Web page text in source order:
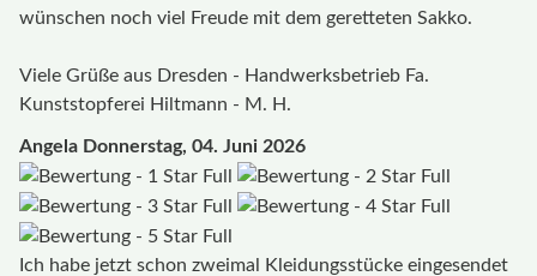
wünschen noch viel Freude mit dem geretteten Sakko.
Viele Grüße aus Dresden - Handwerksbetrieb Fa.
Kunststopferei Hiltmann - M. H.
Angela Donnerstag, 04. Juni 2026
Ich habe jetzt schon zweimal Kleidungsstücke eingesendet